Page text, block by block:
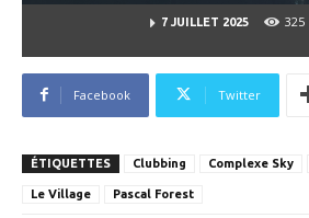
7 JUILLET 2025 325
Facebook Twitter
ÉTIQUETTES Clubbing Complexe Sky
Le Village Pascal Forest